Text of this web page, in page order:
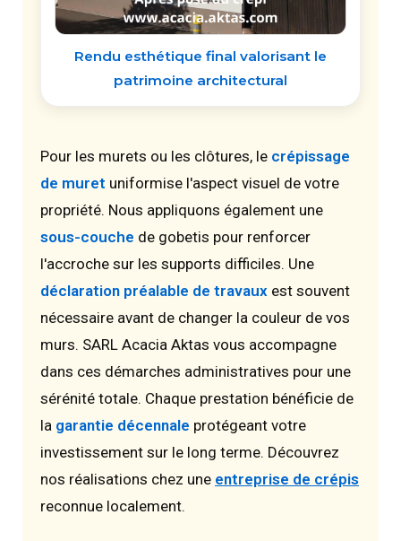
Rendu esthétique final valorisant le
patrimoine architectural
Pour les murets ou les clôtures, le crépissage
de muret uniformise l'aspect visuel de votre
propriété. Nous appliquons également une
sous-couche de gobetis pour renforcer
l'accroche sur les supports difficiles. Une
déclaration préalable de travaux est souvent
nécessaire avant de changer la couleur de vos
murs. SARL Acacia Aktas vous accompagne
dans ces démarches administratives pour une
sérénité totale. Chaque prestation bénéficie de
la garantie décennale protégeant votre
investissement sur le long terme. Découvrez
nos réalisations chez une entreprise de crépis
reconnue localement.